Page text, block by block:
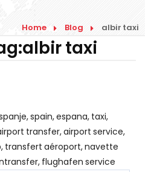
Home Blog albir taxi
taxi